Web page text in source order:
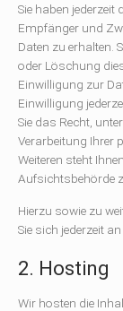
Sie haben
Empfänger und
Daten zu erhalten.
oder Löschung
Einwilligung zur
Einwilligung
Sie das Recht,
Verarbeitung Ihrer
Weiteren steht
Aufsichtsbehörde
Hierzu sowie zu
Sie sich jederzeit
2. Hosting
Wir hosten die